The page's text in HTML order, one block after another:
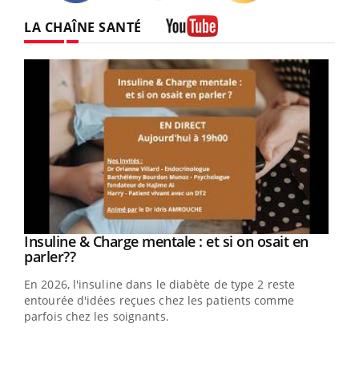
LA CHAÎNE SANTÉ
Youtube
Insuline & Charge mentale : et si on osait en
parler??Youtube
En 2026, l'insuline dans le diabète de type 2 reste
entourée d'idées reçues chez les patients comme
parfois chez les soignants.